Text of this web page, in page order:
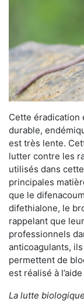
Cette éradication
durable,
est très lente.
lutter contre les
utilisés dans
principales
que le
difethialone, le
rappelant que
professionnels
anticoagulants,
permettent de
est réalisé à
La lutte biologique